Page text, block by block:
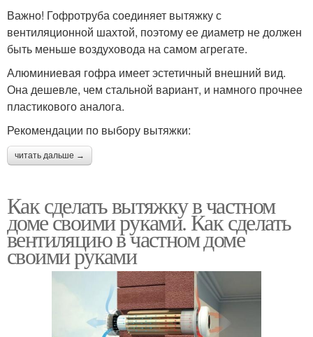
Важно! Гофротруба соединяет вытяжку с
вентиляционной шахтой, поэтому ее диаметр не должен
быть меньше воздуховода на самом агрегате.
Алюминиевая гофра имеет эстетичный внешний вид.
Она дешевле, чем стальной вариант, и намного прочнее
пластикового аналога.
Рекомендации по выбору вытяжки:
читать дальше →
Как сделать вытяжку в частном
доме своими руками. Как сделать
вентиляцию в частном доме
своими руками